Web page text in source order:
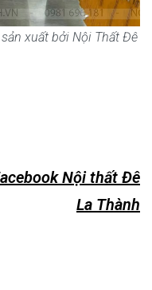
xuất bởi Nội Thất Đê
Nội thất Đê
La Thành